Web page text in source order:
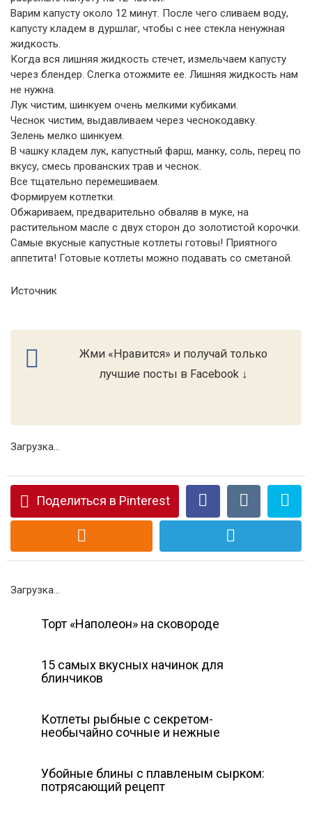
Варим капусту около 12 минут. После чего сливаем воду,
капусту кладем в дуршлаг, чтобы с нее стекла ненужная
жидкость.
Когда вся лишняя жидкость стечет, измельчаем капусту
через блендер. Слегка отожмите ее. Лишняя жидкость нам
не нужна.
Лук чистим, шинкуем очень мелкими кубиками.
Чеснок чистим, выдавливаем через чеснокодавку.
Зелень мелко шинкуем.
В чашку кладем лук, капустный фарш, манку, соль, перец по
вкусу, смесь прованских трав и чеснок.
Все тщательно перемешиваем.
Формируем котлетки.
Обжариваем, предварительно обваляв в муке, на
растительном масле с двух сторон до золотистой корочки.
Самые вкусные капустные котлеты готовы! Приятного
аппетита! Готовые котлеты можно подавать со сметаной.
Источник
Жми «Нравится» и получай только
лучшие посты в Facebook ↓
Загрузка...
Поделиться в Pinterest
Загрузка...
Торт «Наполеон» на сковороде
15 самых вкусных начинок для
блинчиков
Котлеты рыбные с секретом-
необычайно сочные и нежные
Убойные блины с плавленым сырком:
потрясающий рецепт